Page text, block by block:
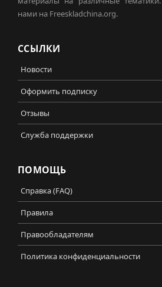
нами на Freeskladchina.org.
ССЫЛКИ
Новости
Оформить подписку
Отзывы
Служба поддержки
ПОМОЩЬ
Справка (FAQ)
Правила
Правообладателям
Политика конфиденциальности